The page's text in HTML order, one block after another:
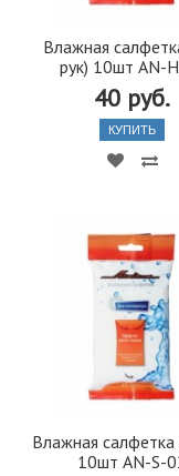
Влажная
рук) 10шт AN-
40 руб.
КУПИТЬ
Влажная салфетка
10шт AN-S-